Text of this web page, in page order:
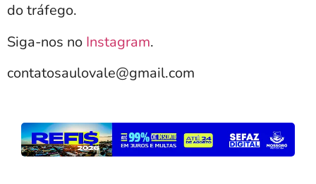
do tráfego.
Siga-nos no Instagram.
contatosaulovale@gmail.com